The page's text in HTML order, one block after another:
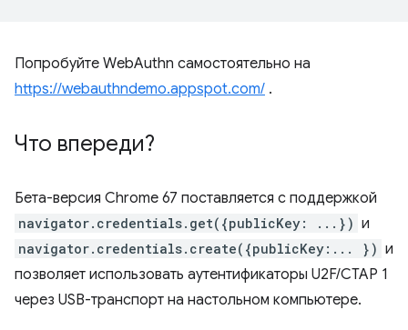
Попробуйте WebAuthn самостоятельно на
https://webauthndemo.appspot.com/ .
Что впереди?
Бета-версия Chrome 67 поставляется с поддержкой
navigator.credentials.get({publicKey: ...}) и
navigator.credentials.create({publicKey:... }) и
позволяет использовать аутентификаторы U2F/CTAP 1
через USB-транспорт на настольном компьютере.